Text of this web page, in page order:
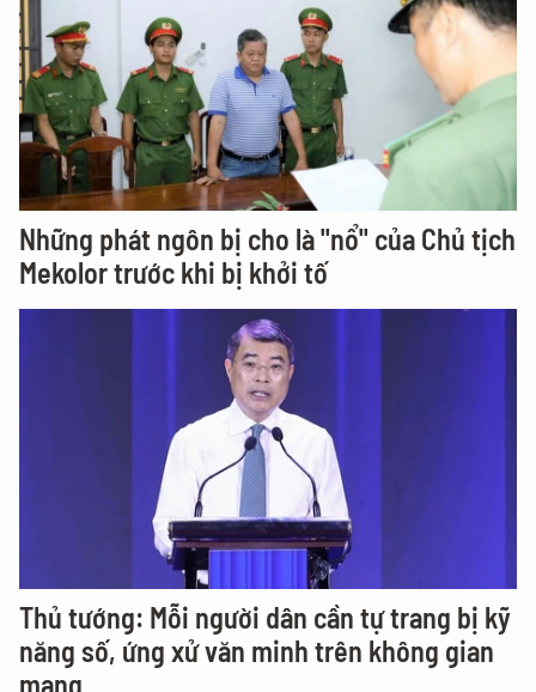
Những phát ngôn bị cho là "nổ" của Chủ tịch
Mekolor trước khi bị khởi tố
Thủ tướng: Mỗi người dân cần tự trang bị kỹ
năng số, ứng xử văn minh trên không gian
mạng